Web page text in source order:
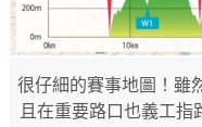
很仔細的賽事地圖！雖
且在重要路口也義工指